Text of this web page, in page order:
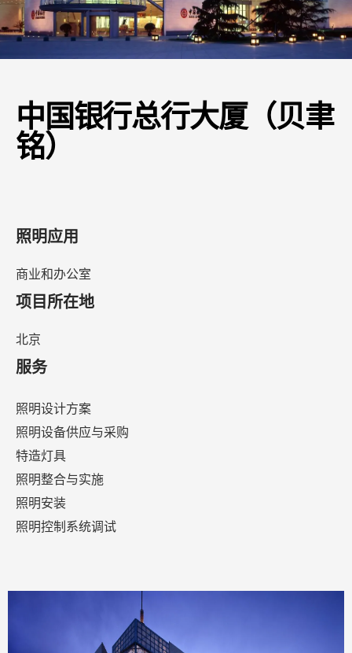
中国银行总行大厦（贝聿
铭）
照明应用
商业和办公室
项目所在地
北京
服务
照明设计方案
照明设备供应与采购
特造灯具
照明整合与实施
照明安装
照明控制系统调试